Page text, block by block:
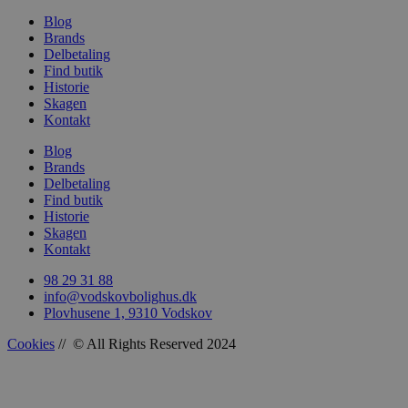
Blog
Brands
Delbetaling
Find butik
Historie
Skagen
Kontakt
Blog
Brands
Delbetaling
Find butik
Historie
Skagen
Kontakt
98 29 31 88
info@vodskovbolighus.dk
Plovhusene 1, 9310 Vodskov
Cookies // © All Rights Reserved 2024
woocommerce_recently_viewed